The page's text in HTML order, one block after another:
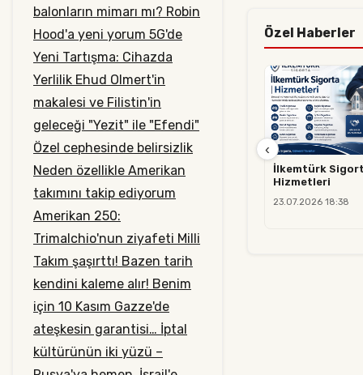
balonların mimarı mı? Robin
Hood'a yeni yorum 5G'de
Yeni Tartışma: Cihazda
Yerlilik Ehud Olmert'in
makalesi ve Filistin'in
geleceği "Yezit" ile "Efendi"
Özel cephesinde belirsizlik
Neden özellikle Amerikan
takımını takip ediyorum
Amerikan 250:
Trimalchio'nun ziyafeti Milli
Takım şaşırttı! Bazen tarih
kendini kaleme alır! Benim
için 10 Kasım Gazze'de
ateşkesin garantisi… İptal
kültürünün iki yüzü –
Özel Haberler
İlkemtürk
Hizmetleri
23.07.2026 18:38
‹